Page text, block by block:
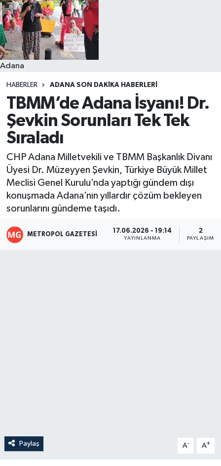
Adana
HABERLER ADANA SON DAKIKA HABERLERI
TBMM’de Adana İsyanı! Dr.
Şevkin Sorunları Tek Tek
Sıraladı
CHP Adana Milletvekili ve TBMM Başkanlık Divanı
Üyesi Dr. Müzeyyen Şevkin, Türkiye Büyük Millet
Meclisi Genel Kurulu’nda yaptığı gündem dışı
konuşmada Adana’nın yıllardır çözüm bekleyen
sorunlarını gündeme taşıdı.
METROPOL GAZETESI 17.06.2026 - 19:14
YAYINLANMA
2
PAYLAŞIM
Paylaş A- A+
Resmi İlanlar